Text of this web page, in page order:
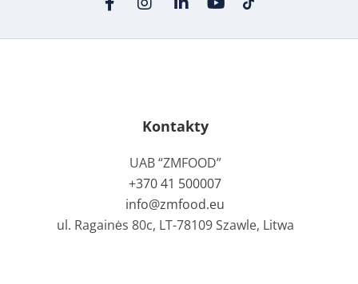
Kontakty
UAB “ZMFOOD”
+370 41 500007
info@zmfood.eu
ul. Ragainės 80c, LT-78109 Szawle, Litwa